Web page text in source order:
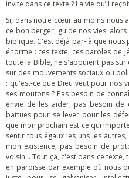
invite dans ce texte ? La vie qu’il
Si, dans notre cœur au moins nous
ce bon berger, guide nos vies,
biblique. C'est déjà par-là que nous
énorme : ces texte, ces paroles de
toute la Bible, ne s'appuient pas
sur des mouvements sociaux ou
: qu'est-ce que Dieu veut pour nos
ses moutons ? Pas besoin de
envie de les aider, pas besoin de
battues pour se lever pour les
que mon prochain est ce qui
sentir tous égaux les uns les
mon existence, pas besoin de
voisin... Tout ça, c'est dans ce texte,
en paroisse par exemple où nous